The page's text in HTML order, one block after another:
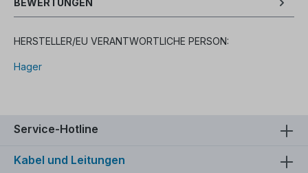
HERSTELLER/EU VERANTWORTLICHE PERSON:
Hager
Service-Hotline
Kabel und Leitungen